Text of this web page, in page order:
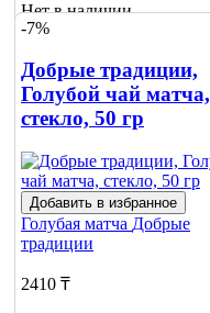
Нет в наличии
о наличии
-7%
Добрые традиции,
Голубой чай матча,
стекло, 50 гр
Добавить в избранное
Голубая матча Добрые
традиции
2410 ₸